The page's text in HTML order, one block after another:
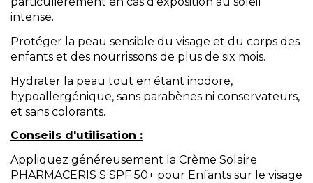
intense.
Protéger la peau sensible du visage et du corps des
enfants et des nourrissons de plus de six mois.
Hydrater la peau tout en étant inodore,
hypoallergénique, sans parabènes ni conservateurs,
et sans colorants.
Conseils d'utilisation :
Appliquez généreusement la Crème Solaire
PHARMACERIS S SPF 50+ pour Enfants sur le visage